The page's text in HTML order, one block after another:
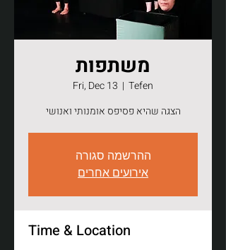
משתפות
Fri, Dec 13
  |
Tefen
הצגה שהיא פסיפס אומנותי ואנושי
ההרשמה סגורה
אירועים אחרים
Time & Location